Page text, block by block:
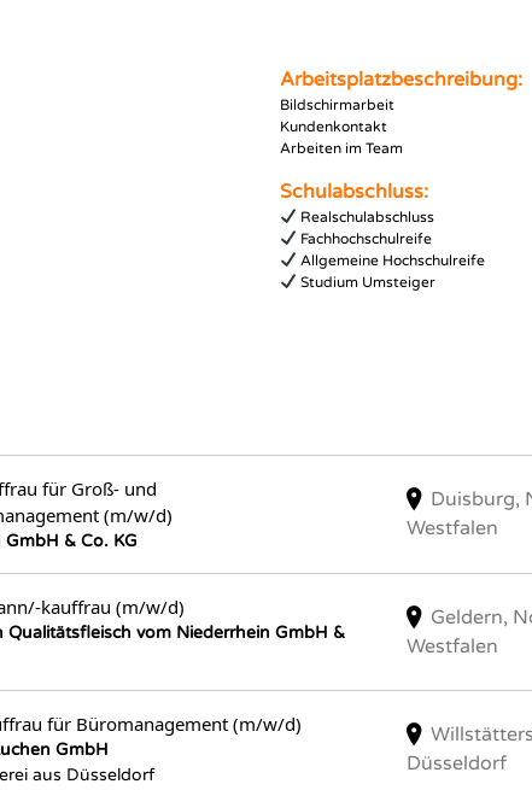
Arbeitsplatzbeschreibung:
Bildschirmarbeit
Kundenkontakt
Arbeiten im Team
Schulabschluss:
Realschulabschluss
Fachhochschulreife
Allgemeine Hochschulreife
Studium Umsteiger
für Groß- und
(m/w/d)
& Co. KG
Duisburg,
Westfalen
kauffrau (m/w/d)
Qualitätsfleisch vom Niederrhein GmbH &
Geldern,
Westfalen
für Büromanagement (m/w/d)
GmbH
aus Düsseldorf
Düsseldorf